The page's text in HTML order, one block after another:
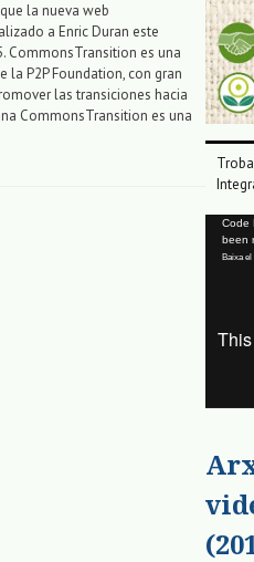
la nueva web
a Enric Duran este
CommonsTransition es una
la P2P Foundation, con gran
las transiciones hacia
CommonsTransition es una
vídeo
Code
been
Baixa el